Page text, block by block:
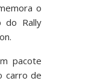
o
do Rally
pacote
carro de